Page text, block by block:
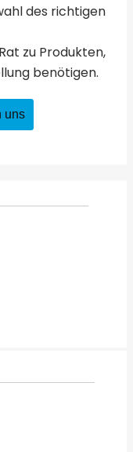
des richtigen
zu Produkten,
benötigen.
uns